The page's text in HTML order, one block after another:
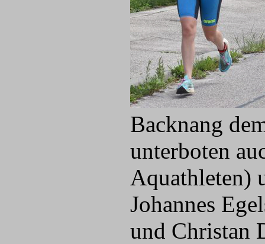
Backnang
unterboten
Aquathleten)
Johannes
und Christan